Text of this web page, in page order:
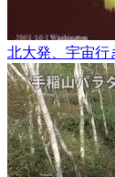
北大発、宇宙行